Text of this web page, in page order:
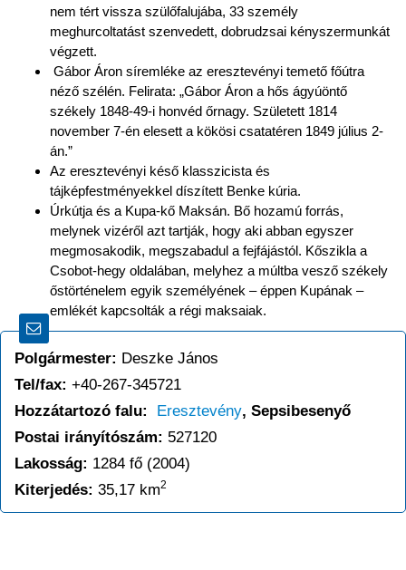
nem tért vissza szülőfalujába, 33 személy
meghurcoltatást szenvedett, dobrudzsai kényszermunkát
végzett.
Gábor Áron síremléke az eresztevényi temető főútra
néző szélén. Felirata: „Gábor Áron a hős ágyúöntő
székely 1848-49-i honvéd őrnagy. Született 1814
november 7-én elesett a kökösi csatatéren 1849 július 2-
án.”
Az eresztevényi késő klasszicista és
tájképfestményekkel díszített Benke kúria.
Úrkútja és a Kupa-kő Maksán. Bő hozamú forrás,
melynek vizéről azt tartják, hogy aki abban egyszer
megmosakodik, megszabadul a fejfájástól. Kőszikla a
Csobot-hegy oldalában, melyhez a múltba vesző székely
őstörténelem egyik személyének – éppen Kupának –
emlékét kapcsolták a régi maksaiak.
Polgármester: Deszke János
Tel/fax: +40-267-345721
Hozzátartozó falu: Eresztevény , Sepsibesenyő
Postai irányítószám: 527120
Lakosság: 1284 fő (2004)
Kiterjedés: 35,17 km2